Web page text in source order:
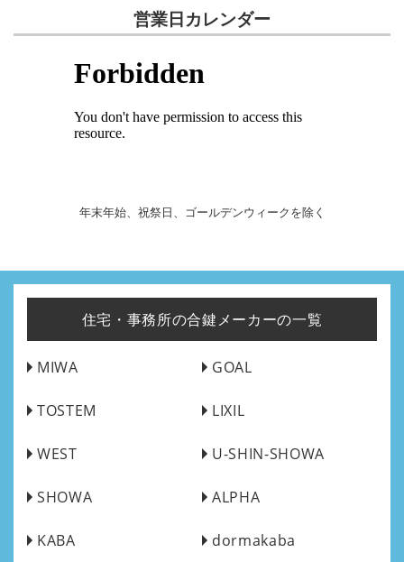
営業日カレンダー
年末年始、祝祭日、ゴールデンウィークを除く
住宅・事務所の合鍵メーカーの一覧
MIWA GOAL
TOSTEM LIXIL
WEST U-SHIN-SHOWA
SHOWA ALPHA
KABA dormakaba